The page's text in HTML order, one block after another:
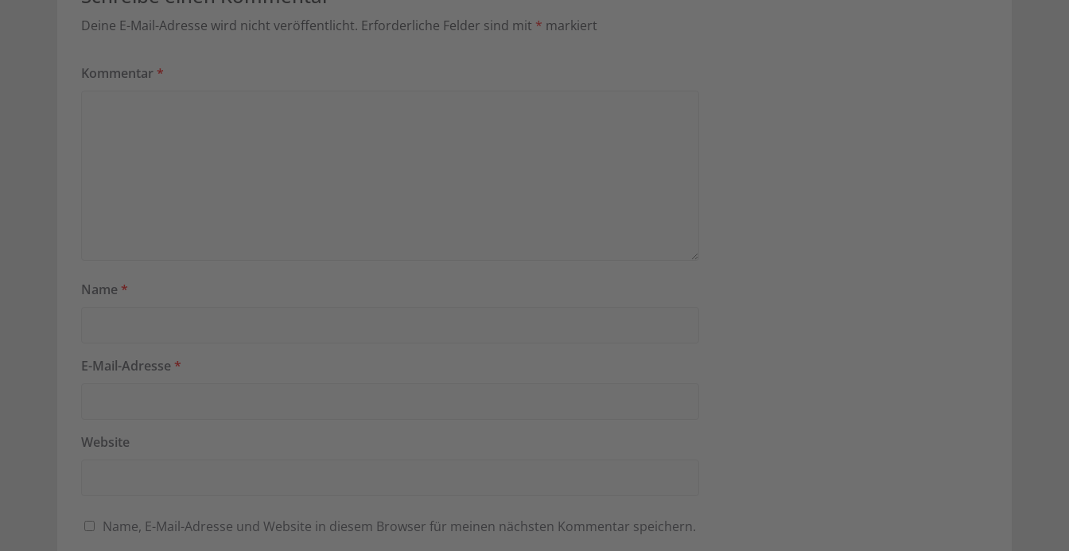
Deine E-Mail-Adresse wird nicht veröffentlicht. Erforderliche Felder sind mit * markiert
Kommentar *
Name *
E-Mail-Adresse *
Website
Name, E-Mail-Adresse und Website in diesem Browser für meinen nächsten Kommentar speichern.